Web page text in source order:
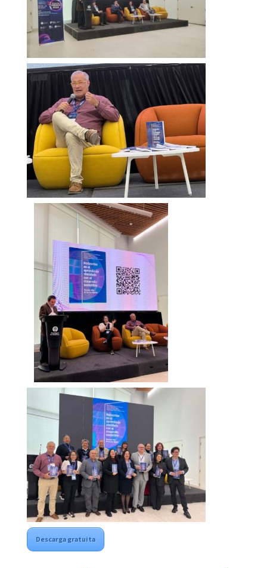
Descarga gratuita